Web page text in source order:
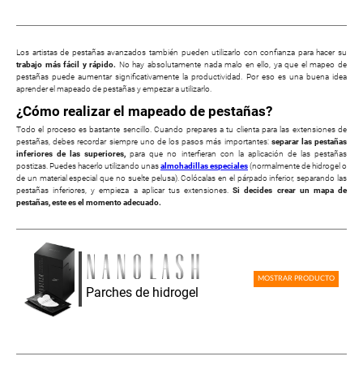
Los artistas de pestañas avanzados también pueden utilizarlo con confianza para hacer su
trabajo más fácil y rápido. No hay absolutamente nada malo en ello, ya que el mapeo de
pestañas puede aumentar significativamente la productividad. Por eso es una buena idea
aprender el mapeado de pestañas y empezar a utilizarlo.
¿Cómo realizar el mapeado de pestañas?
Todo el proceso es bastante sencillo. Cuando prepares a tu clienta para las extensiones de
pestañas, debes recordar siempre uno de los pasos más importantes: separar las pestañas
inferiores de las superiores, para que no interfieran con la aplicación de las pestañas
postizas. Puedes hacerlo utilizando unasalmohadillas especiales(normalmente de hidrogel o
de un material especial que no suelte pelusa). Colócalas en el párpado inferior, separando las
pestañas inferiores, y empieza a aplicar tus extensiones.Si decides crear un mapa de
pestañas, este es el momento adecuado.
Parches de hidrogel
MOSTRAR PRODUCTO